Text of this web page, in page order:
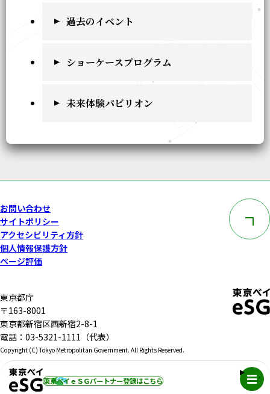
東京ベイｅＳＧパートナー登録はこちら メニュ
過去のイベント
ショーケースプログラム
未来体験パビリオン
お問い合わせ
サイトポリシー
アクセシビリティ方針
個人情報保護方針
ページ評価
このペー
東京都庁
〒163-8001
東京都新宿区西新宿2-8-1
電話：03-5321-1111（代表）
Copyright (C) Tokyo Metropolitan Government. All Rights Reserved.